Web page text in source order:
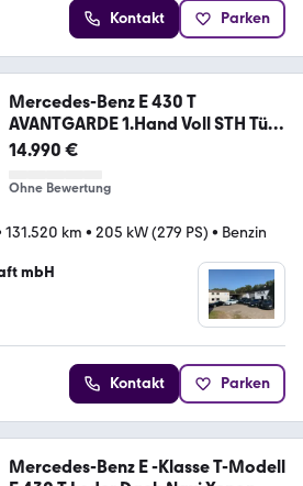
Kontakt Parken
Mercedes-Benz E 430 T
AVANTGARDE 1.Hand Voll STH Tüv
neu
14.990 €
Ohne Bewertung
131.520 km • 205 kW (279 PS) • Benzin
mbH
Kontakt Parken
Mercedes-Benz E -Klasse T-Modell